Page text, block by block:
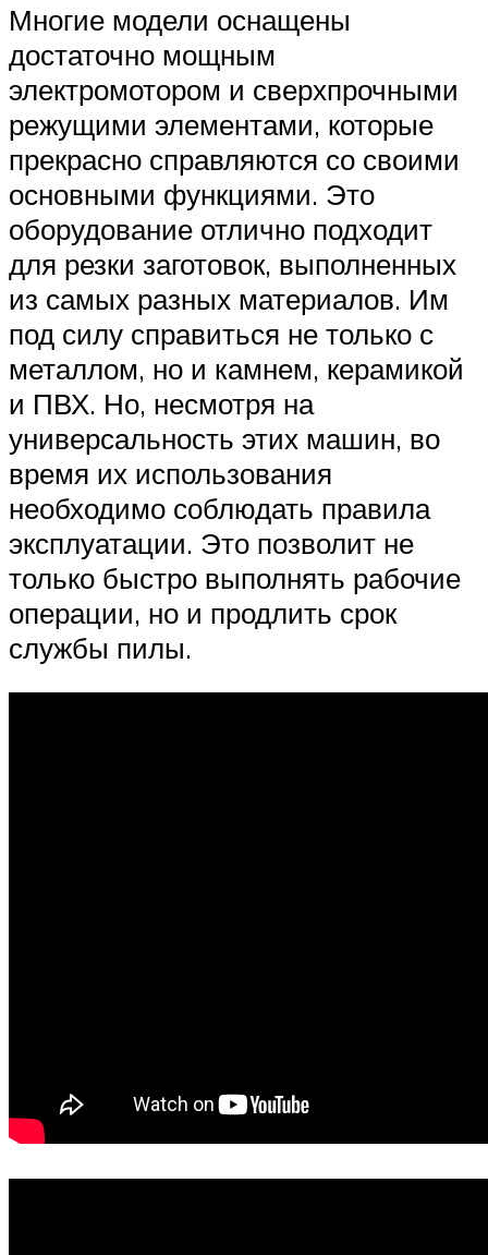
Многие модели оснащены
достаточно мощным
электромотором и сверхпрочными
режущими элементами, которые
прекрасно справляются со своими
основными функциями. Это
оборудование отлично подходит
для резки заготовок, выполненных
из самых разных материалов. Им
под силу справиться не только с
металлом, но и камнем, керамикой
и ПВХ. Но, несмотря на
универсальность этих машин, во
время их использования
необходимо соблюдать правила
эксплуатации. Это позволит не
только быстро выполнять рабочие
операции, но и продлить срок
службы пилы.